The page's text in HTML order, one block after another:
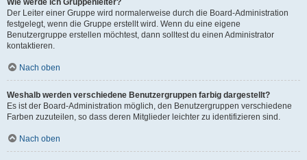
Wie werde ich Gruppenleiter?
Der Leiter einer Gruppe wird normalerweise durch die Board-Administration
festgelegt, wenn die Gruppe erstellt wird. Wenn du eine eigene
Benutzergruppe erstellen möchtest, dann solltest du einen Administrator
kontaktieren.
Nach oben
Weshalb werden verschiedene Benutzergruppen farbig dargestellt?
Es ist der Board-Administration möglich, den Benutzergruppen verschiedene
Farben zuzuteilen, so dass deren Mitglieder leichter zu identifizieren sind.
Nach oben